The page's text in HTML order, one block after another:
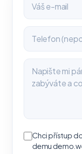
Chci přístup
demu